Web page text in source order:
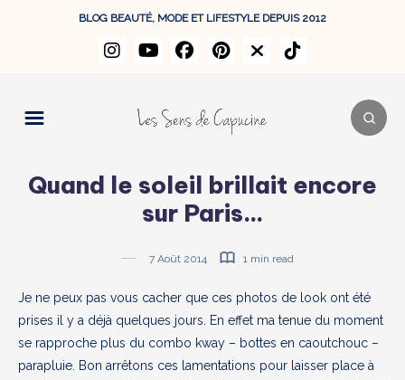
BLOG BEAUTÉ, MODE ET LIFESTYLE DEPUIS 2012
Quand le soleil brillait encore
sur Paris…
7 Août 2014 1 min read
Je ne peux pas vous cacher que ces photos de look ont été
prises il y a déjà quelques jours. En effet ma tenue du moment
se rapproche plus du combo kway – bottes en caoutchouc –
parapluie. Bon arrêtons ces lamentations pour laisser place à